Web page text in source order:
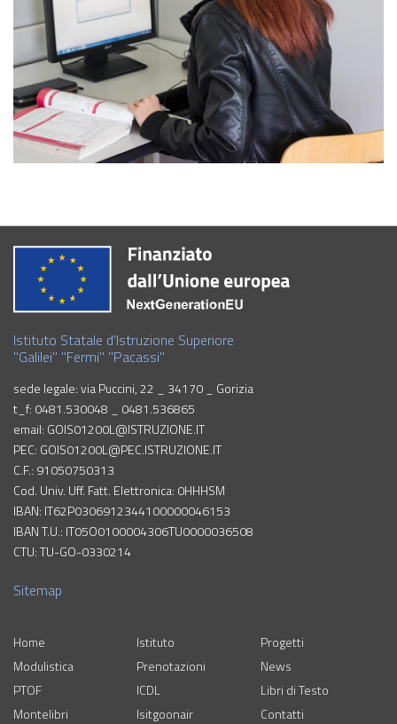
Istituto Statale d'Istruzione Superiore
"Galilei" "Fermi" "Pacassi"
sede legale: via Puccini, 22 _ 34170 _ Gorizia
t_f: 0481.530048 _ 0481.536865
email: GOIS01200L@ISTRUZIONE.IT
PEC: GOIS01200L@PEC.ISTRUZIONE.IT
C.F.: 91050750313
Cod. Univ. Uff. Fatt. Elettronica: 0HHHSM
IBAN: IT62P0306912344100000046153
IBAN T.U.: IT05O0100004306TU0000036508
CTU: TU-GO-0330214
Sitemap
Home Istituto
Progetti
Modulistica
Prenotazioni
News
PTOF
ICDL
Libri di Testo
Montelibri
Isitgoonair Contatti